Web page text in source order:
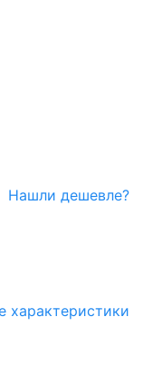
Нашли дешевле?
характеристики